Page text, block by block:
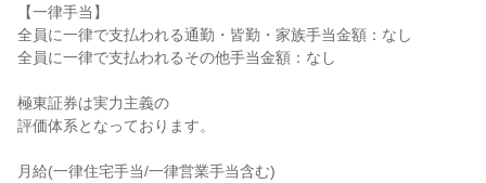
【一律手当】
全員に一律で支払われる通勤・皆勤・家族手当金額：なし
全員に一律で支払われるその他手当金額：なし
極東証券は実力主義の
評価体系となっております。
月給(一律住宅手当/一律営業手当含む)